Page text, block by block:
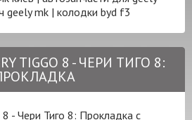
geely mk | колодки byd f3
TIGGO 8 - ЧЕРИ ТИГО 8:
- Чери Тиго 8: Прокладка с